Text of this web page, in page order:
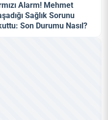
Alarm! Mehmet
Sağlık Sorunu
Son Durumu Nasıl?